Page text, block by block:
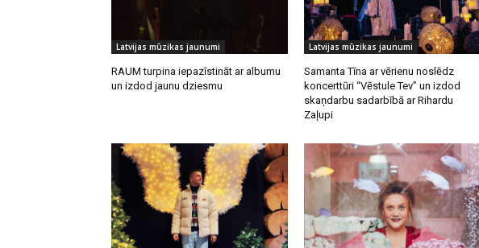
Latvijas mūzikas jaunumi
RAUM turpina iepazīstināt ar albumu
un izdod jaunu dziesmu
Latvijas mūzikas jaunumi
Samanta Tīna ar vērienu noslēdz
koncerttūri “Vēstule Tev” un izdod
skaņdarbu sadarbībā ar Rihardu
Zaļupi